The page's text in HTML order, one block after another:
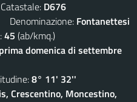
D676
Denominazione: Fontanettesi
45 (ab/kmq.)
domenica di settembre
8° 11' 32''
Crescentino, Moncestino,